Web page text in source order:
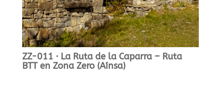
ZZ-011 · La Ruta de la Caparra – Ruta
BTT en Zona Zero (Aínsa)